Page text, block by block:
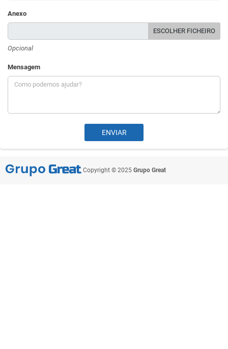
Anexo
ESCOLHER FICHEIRO
Opcional
Mensagem
Copyright © 2025 Grupo Great